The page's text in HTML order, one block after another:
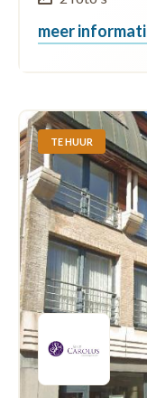
meer
TE HUUR